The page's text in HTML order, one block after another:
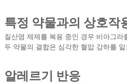
특정 약물과의 상호작
질산염 제제를 복용 중인 경우 비아그라
두 약물의 결합은 심각한 혈압 강하를 일
알레르기 반응